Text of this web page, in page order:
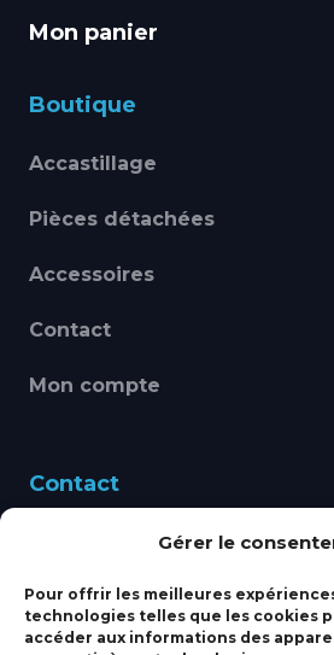
Gérer le
Pour offrir les meilleures
technologies telles que les cookies
accéder aux informations des
Mon panier
Boutique
Accastillage
Pièces détachées
Accessoires
Contact
Mon compte
Contact
460 Avenue Alain Le
bbsmarine@bbs-